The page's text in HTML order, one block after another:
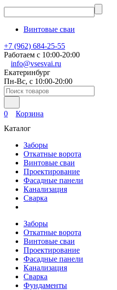
Винтовые сваи
+7 (962) 684-25-55
Работаем с 10:00-20:00
info@vsesvai.ru
Екатеринбург
Пн-Вс, с 10:00-20:00
0
Корзина
Каталог
Заборы
Откатные ворота
Винтовые сваи
Проектирование
Фасадные панели
Канализация
Сварка
Заборы
Откатные ворота
Винтовые сваи
Проектирование
Фасадные панели
Канализация
Сварка
Фундаменты